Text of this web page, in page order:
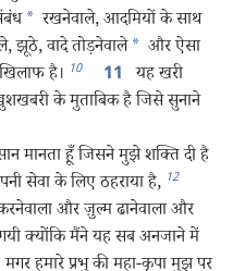
* रखनेवाले, आदमियों के साथ
झूठे, वादे तोड़नेवाले * और ऐसा
है। 10 11
यह खरी
के मुताबिक है जिसे सुनाने
मानता हूँ जिसने मुझे शक्‍ति दी है
सेवा के लिए ठहराया है, 12
और ज़ुल्म ढानेवाला और
क्योंकि मैंने यह सब अनजाने में